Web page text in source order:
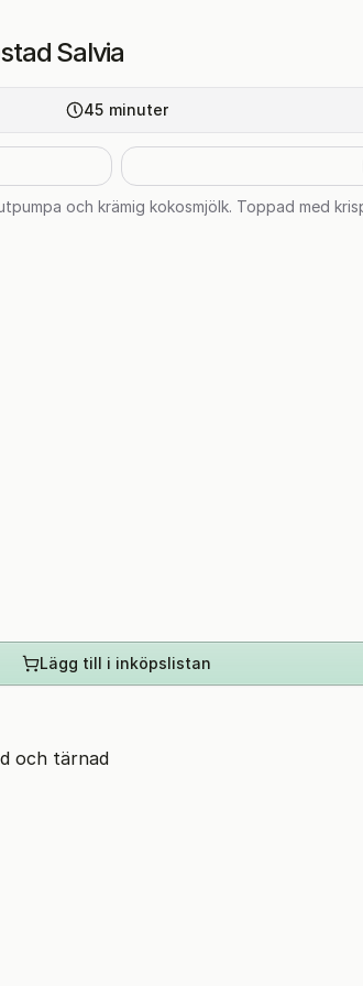
Salvia
45 minuter
och krämig kokosmjölk. Toppad med
Lägg till i inköpslistan
och tärnad